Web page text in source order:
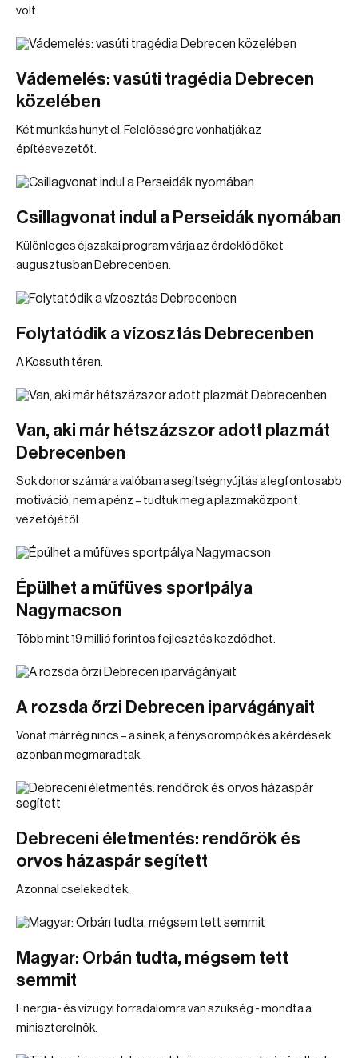
volt.
Vádemelés: vasúti tragédia Debrecen
közelében
Két munkás hunyt el. Felelősségre vonhatják az
építésvezetőt.
Csillagvonat indul a Perseidák nyomában
Különleges éjszakai program várja az érdeklődőket
augusztusban Debrecenben.
Folytatódik a vízosztás Debrecenben
A Kossuth téren.
Van, aki már hétszázszor adott plazmát
Debrecenben
Sok donor számára valóban a segítségnyújtás a legfontosabb
motiváció, nem a pénz – tudtuk meg a plazmaközpont
vezetőjétől.
Épülhet a műfüves sportpálya
Nagymacson
Több mint 19 millió forintos fejlesztés kezdődhet.
A rozsda őrzi Debrecen iparvágányait
Vonat már rég nincs – a sínek, a fénysorompók és a kérdések
azonban megmaradtak.
Debreceni életmentés: rendőrök és
orvos házaspár segített
Azonnal cselekedtek.
Magyar: Orbán tudta, mégsem tett
semmit
Energia- és vízügyi forradalomra van szükség - mondta a
miniszterelnök.